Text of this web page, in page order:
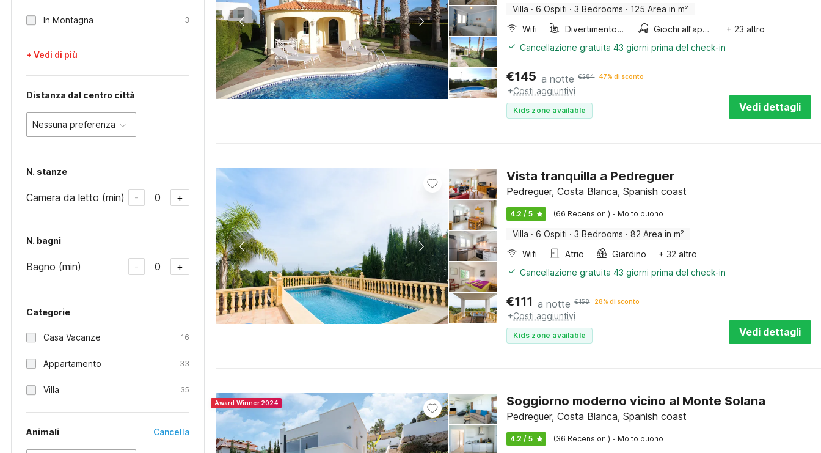
In Montagna 3
+ Vedi di più
Distanza dal centro città
Nessuna preferenza
N. stanze
Camera da letto (min) - 0 +
N. bagni
Bagno (min) - 0 +
Categorie
Casa Vacanze 16
Appartamento 33
Villa 35
Animali Cancella
Villa · 6 Ospiti · 3 Bedrooms · 125 Area in m²
Wifi
Divertimento per bambini Giochi all'aperto
+ 23 altro
Cancellazione gratuita 43 giorni prima del check-in
€145 a notte €284 47% di sconto
+Costi aggiuntivi
Kids zone available Vedi dettagli
Vista tranquilla a Pedreguer
Pedreguer, Costa Blanca, Spanish coast
4.2 / 5 (66 Recensioni) · Molto buono
Villa · 6 Ospiti · 3 Bedrooms · 82 Area in m²
Wifi
Atrio Giardino
+ 32 altro
Cancellazione gratuita 43 giorni prima del check-in
€111 a notte €158 28% di sconto
+Costi aggiuntivi
Kids zone available Vedi dettagli
Award Winner 2024 Soggiorno moderno vicino al Monte Solana
Pedreguer, Costa Blanca, Spanish coast
4.2 / 5 (36 Recensioni) · Molto buono